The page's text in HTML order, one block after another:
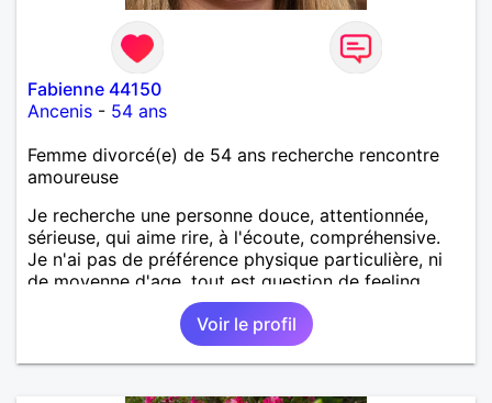
Fabienne 44150
Ancenis - 54 ans
Femme divorcé(e) de 54 ans recherche rencontre
amoureuse
Je recherche une personne douce, attentionnée,
sérieuse, qui aime rire, à l'écoute, compréhensive.
Je n'ai pas de préférence physique particulière, ni
de moyenne d'age, tout est question de feeling.
Voir le profil